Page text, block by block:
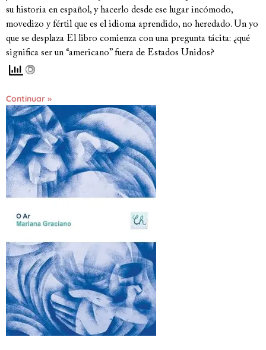
su historia en español, y hacerlo desde ese lugar incómodo,
movedizo y fértil que es el idioma aprendido, no heredado. Un yo
que se desplaza El libro comienza con una pregunta tácita: ¿qué
significa ser un “americano” fuera de Estados Unidos?
Continuar »